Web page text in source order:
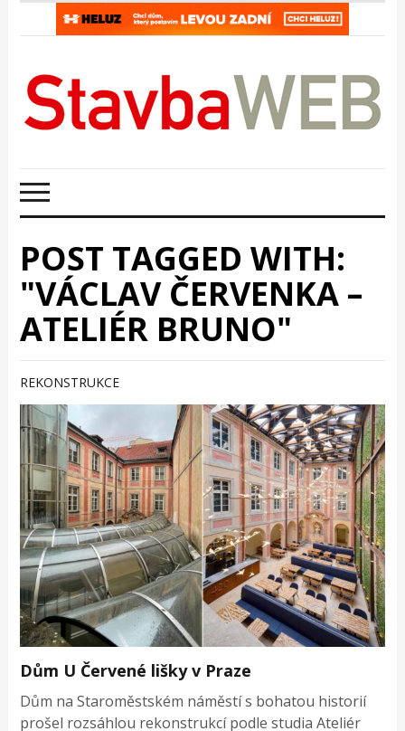
POST TAGGED WITH:
"VÁCLAV ČERVENKA –
ATELIÉR BRUNO"
REKONSTRUKCE
Dům U Červené lišky v Praze
Dům na Staroměstském náměstí s bohatou historií
prošel rozsáhlou rekonstrukcí podle studia Ateliér